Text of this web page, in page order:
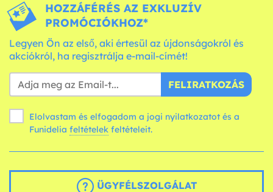
HOZZÁFÉRÉS AZ EXKLUZÍV
PROMÓCIÓKHOZ*
Legyen Ön az első, aki értesül az újdonságokról és
akciókról, ha regisztrálja e-mail-címét!
FELIRATKOZÁS
Elolvastam és elfogadom a jogi nyilatkozatot és a
Funidelia feltételek feltételeit.
ÜGYFÉLSZOLGÁLAT